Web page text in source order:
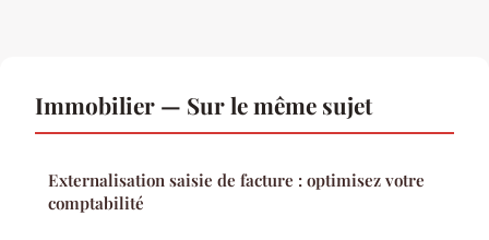
Immobilier — Sur le même sujet
Externalisation saisie de facture : optimisez votre
comptabilité